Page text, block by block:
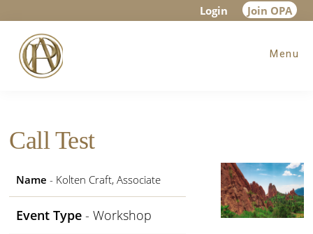
main
content
primary
sidebar
footer
Login Join OPA
Menu
Call Test
Name - Kolten Craft, Associate
Event Type - Workshop